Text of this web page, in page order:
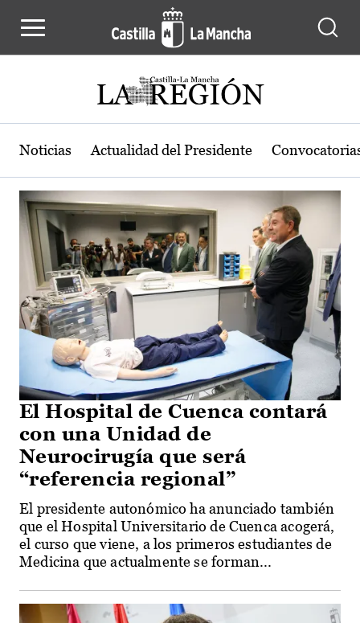
Actualidad de la región de Castilla-
Noticias Actualidad del Presidente
El Hospital de Cuenca contará
con una Unidad de
Neurocirugía que será
“referencia regional”
El presidente autonómico ha anunciado también
que el Hospital Universitario de Cuenca acogerá,
el curso que viene, a los primeros estudiantes de
Medicina que actualmente se forman...